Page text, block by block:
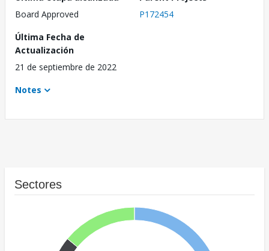
Board Approved
P172454
Última Fecha de
Actualización
21 de septiembre de 2022
Notes
Sectores